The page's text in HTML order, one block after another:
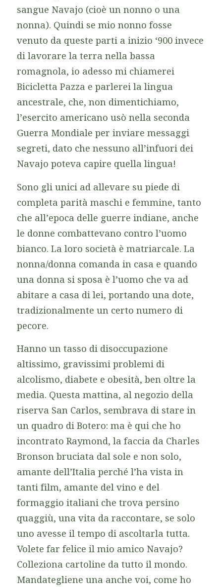
sangue Navajo (cioè un nonno o una
nonna). Quindi se mio nonno fosse
venuto da queste parti a inizio ‘900 invece
di lavorare la terra nella bassa
romagnola, io adesso mi chiamerei
Bicicletta Pazza e parlerei la lingua
ancestrale, che, non dimentichiamo,
l’esercito americano usò nella seconda
Guerra Mondiale per inviare messaggi
segreti, dato che nessuno all’infuori dei
Navajo poteva capire quella lingua!
Sono gli unici ad allevare su piede di
completa parità maschi e femmine, tanto
che all’epoca delle guerre indiane, anche
le donne combattevano contro l’uomo
bianco. La loro società è matriarcale. La
nonna/donna comanda in casa e quando
una donna si sposa è l’uomo che va ad
abitare a casa di lei, portando una dote,
tradizionalmente un certo numero di
pecore.
Hanno un tasso di disoccupazione
altissimo, gravissimi problemi di
alcolismo, diabete e obesità, ben oltre la
media. Questa mattina, al negozio della
riserva San Carlos, sembrava di stare in
un quadro di Botero: ma è qui che ho
incontrato Raymond, la faccia da Charles
Bronson bruciata dal sole e non solo,
amante dell’Italia perché l’ha vista in
tanti film, amante del vino e del
formaggio italiani che trova persino
quaggiù, una vita da raccontare, se solo
uno avesse il tempo di ascoltarla tutta.
Volete far felice il mio amico Navajo?
Colleziona cartoline da tutto il mondo.
Mandategliene una anche voi, come ho